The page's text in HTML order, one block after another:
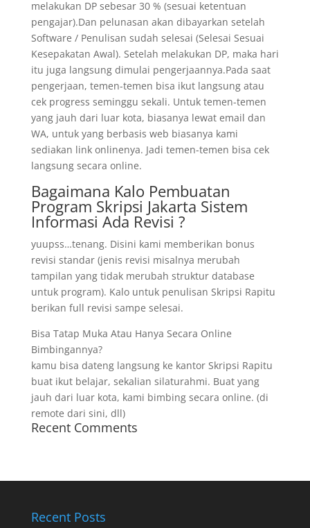
melakukan DP sebesar 30 % (sesuai ketentuan
pengajar).Dan pelunasan akan dibayarkan setelah
Software / Penulisan sudah selesai (Selesai Sesuai
Kesepakatan Awal). Setelah melakukan DP, maka hari
itu juga langsung dimulai pengerjaannya.Pada saat
pengerjaan, temen-temen bisa ikut langsung atau
cek progress seminggu sekali. Untuk temen-temen
yang jauh dari luar kota, biasanya lewat email dan
WA, untuk yang berbasis web biasanya kami
sediakan link onlinenya. Jadi temen-temen bisa cek
langsung secara online.
Bagaimana Kalo Pembuatan
Program Skripsi Jakarta Sistem
Informasi Ada Revisi ?
yuupss…tenang. Disini kami memberikan bonus
revisi standar (jenis revisi misalnya merubah
tampilan yang tidak merubah struktur database
untuk program). Kalo untuk penulisan Skripsi Rapitu
berikan full revisi sampe selesai.
Bisa Tatap Muka Atau Hanya Secara Online
Bimbingannya?
kamu bisa dateng langsung ke kantor Skripsi Rapitu
buat ikut belajar, sekalian silaturahmi. Buat yang
jauh dari luar kota, kami bimbing secara online. (di
remote dari sini, dll)
Recent Comments
Recent Posts